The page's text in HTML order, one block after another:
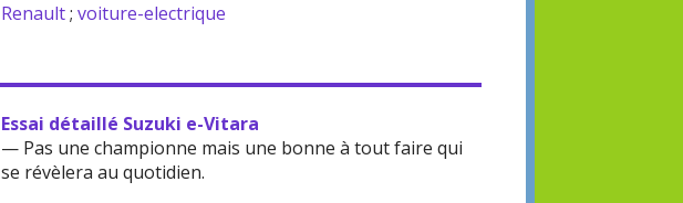
Renault;voiture-electrique
Essai détaillé Suzuki e-Vitara
— Pas une championne mais une bonne à tout faire qui
se révèlera au quotidien.